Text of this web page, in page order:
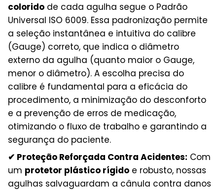
colorido de cada agulha segue o Padrão
Universal ISO 6009. Essa padronização permite
a seleção instantânea e intuitiva do calibre
(Gauge) correto, que indica o diâmetro
externo da agulha (quanto maior o Gauge,
menor o diâmetro). A escolha precisa do
calibre é fundamental para a eficácia do
procedimento, a minimização do desconforto
e a prevenção de erros de medicação,
otimizando o fluxo de trabalho e garantindo a
segurança do paciente.
✔ Proteção Reforçada Contra Acidentes: Com
um protetor plástico rígido e robusto, nossas
agulhas salvaguardam a cânula contra danos